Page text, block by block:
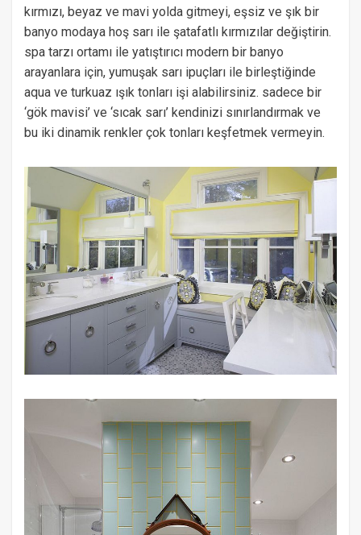
kırmızı, beyaz ve mavi yolda gitmeyi, eşsiz ve şık bir
banyo modaya hoş sarı ile şatafatlı kırmızılar değiştirin.
spa tarzı ortamı ile yatıştırıcı modern bir banyo
arayanlara için, yumuşak sarı ipuçları ile birleştiğinde
aqua ve turkuaz ışık tonları işi alabilirsiniz. sadece bir
‘gök mavisi’ ve ‘sıcak sarı’ kendinizi sınırlandırmak ve
bu iki dinamik renkler çok tonları keşfetmek vermeyin.